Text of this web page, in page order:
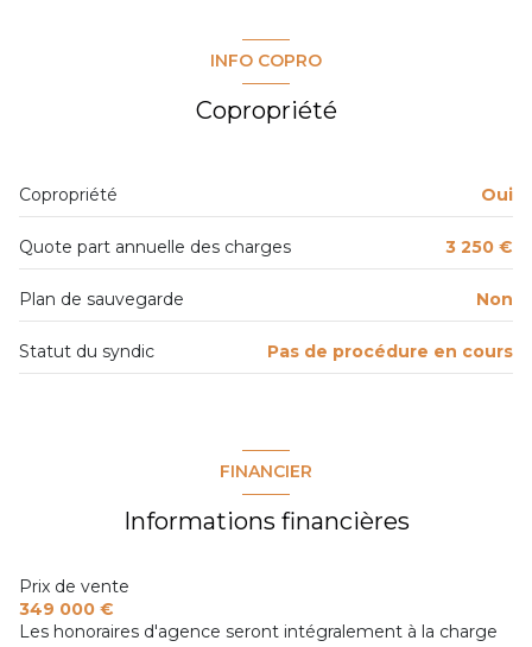
7ème étage
7 étage(s)
INFO COPRO
Copropriété
Copropriété Oui
Quote part annuelle des charges 3 250 €
Plan de sauvegarde Non
Statut du syndic Pas de procédure en cours
FINANCIER
Informations financières
Prix de vente
349 000 €
Les honoraires d'agence seront intégralement à la charge